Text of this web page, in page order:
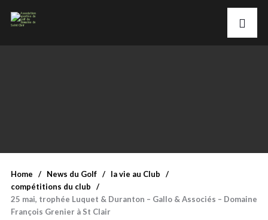
Home News du Golf
la vie au Club
compétitions du club
25 mai, trophée Luquet & Duranton – Gallo & Associés – Domaine
François Grenier à St Clair